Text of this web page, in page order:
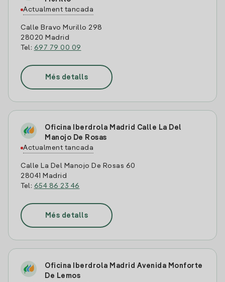
Actualment tancada
Calle Bravo Murillo 298
28020 Madrid
Tel: 697 79 00 09
Més detalls
Oficina Iberdrola Madrid Calle La Del
Manojo De Rosas
Actualment tancada
Calle La Del Manojo De Rosas 60
28041 Madrid
Tel: 654 86 23 46
Més detalls
Oficina Iberdrola Madrid Avenida Monforte
De Lemos